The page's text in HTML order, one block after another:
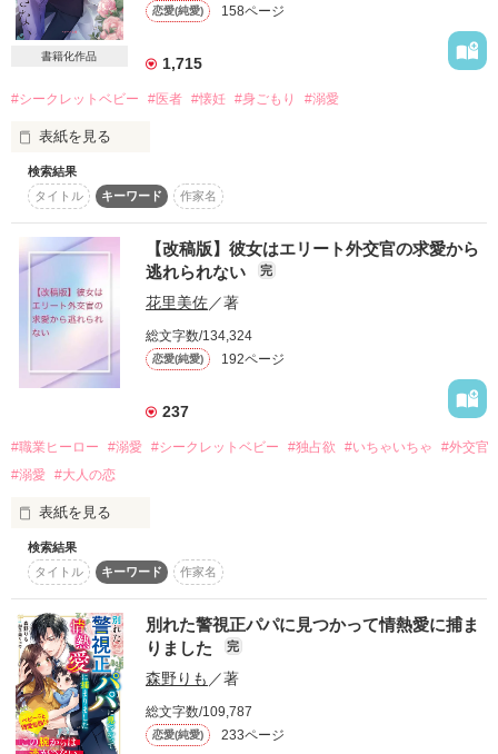
後悔に身を焦がす天才社長の溺愛と、自立を誓うシングルマザ
ーの、すれちがいの恋物語。
一粒のサファイアが導く、家族の再生を描いたラグジュアリ
ー・ロマンス。
白河蒼乃（しらかわ あおの）：研磨師。及川匠の孫。　24歳
御堂昂輝（みどう　こうき）：御堂ジュエリーの社長。氷の宝
石商と呼ばれる。　28歳→33歳
白河輝（しらかわ　ひかる）：4歳
及川匠（おいかわ　たくみ）：伝説の研磨師。蒼乃の祖父。
日向陽介（ひなた　ようすけ）：輝の保育園の先生。蒼乃の高
校時代の同級生。
〜〜〜〜〜〜〜〜〜〜〜〜〜〜〜〜〜〜〜
第8回ベリーズカフェ恋愛小説大賞
大賞受賞
2026.7.31
作品を読む
×
『フラワーショップローズ』勤務
花木美夜
表紙絵はイラストAC様よりお借りしています。
✨素敵なレビューありがとうございます✨
吉岡ミホ様
らびぽろ様
伊桜らな様
なっちゃんさっちゃん様
マイマイ。様
書籍化作品
恋愛(純愛) 158ページ
1,715
#シークレットベビー #医者 #懐妊 #身ごもり #溺愛
表紙を見る
別れた恋人の子どもを妊娠している
嫌いで別れた人じゃない
愛して愛して、別れた人
あの人が他の誰かと幸せになってくれるよう祈りながら
私はひとりでこの子を育てたい
検索結果
タイトル
キーワード 作家名
【改稿版】彼女はエリート外交官の求愛から
逃れられない
完
花里美佐／著
総文字数/134,324
恋愛(純愛) 192ページ
237
#職業ヒーロー #溺愛 #シークレットベビー #独占欲 #いちゃいちゃ
#外交官
#溺愛 #大人の恋
表紙を見る
※お知らせ※
こちらは以前投稿していた
『彼女はエリート外交官の求愛から逃れられない』改稿版で
す。
第三章以降を大幅に改稿したため、
【改稿版】として新たに投稿いたしました。
蔵原　琴乃（２５）蓮見ロジスティックス　貿易事務
×
検索結果
タイトル
キーワード 作家名
別れた警視正パパに見つかって情熱愛に捕ま
りました
完
森野りも ／著
総文字数/109,787
恋愛(純愛) 233ページ